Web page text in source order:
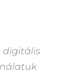
digitális